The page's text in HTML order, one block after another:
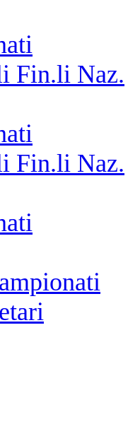
Fin.li Naz.
Fin.li Naz.